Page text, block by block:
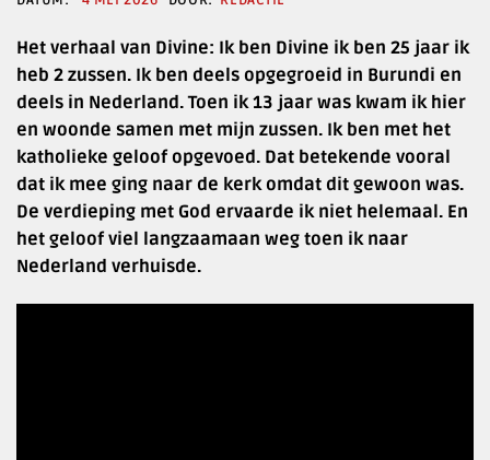
Het verhaal van Divine: Ik ben Divine ik ben 25 jaar ik
heb 2 zussen. Ik ben deels opgegroeid in Burundi en
deels in Nederland. Toen ik 13 jaar was kwam ik hier
en woonde samen met mijn zussen. Ik ben met het
katholieke geloof opgevoed. Dat betekende vooral
dat ik mee ging naar de kerk omdat dit gewoon was.
De verdieping met God ervaarde ik niet helemaal. En
het geloof viel langzaamaan weg toen ik naar
Nederland verhuisde.